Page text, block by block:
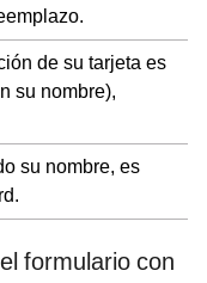
de su tarjeta es
su nombre),
su nombre, es
formulario con